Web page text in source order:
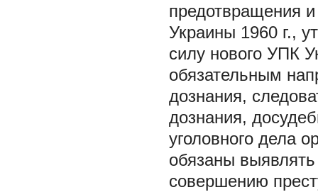
предотвращения
Украины 1960 г.,
силу нового УПК
обязательным
дознания,
дознания,
уголовного дела
обязаны
совершению